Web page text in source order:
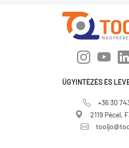
ÜGYINTÉZÉS ÉS
+36 30
2119 Pécel,